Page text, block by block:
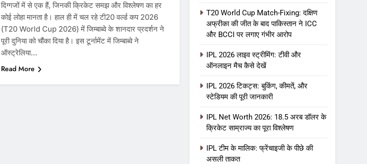
दिग्गजों में से एक हैं, जिनकी क्रिकेट समझ और विश्लेषण का हर
कोई लोहा मानता है। हाल ही में चल रहे टी20 वर्ल्ड कप 2026
(T20 World Cup 2026) में जिम्बाब्वे के शानदार प्रदर्शन ने
पूरी दुनिया को चौंका दिया है। इस टूर्नामेंट में जिम्बाब्वे ने
ऑस्ट्रेलिया…
Read More
T20 World Cup Match-Fixing: दक्षिण
अफ्रीका की जीत के बाद पाकिस्तान ने ICC
और BCCI पर लगाए गंभीर आरोप
IPL 2026 लाइव स्ट्रीमिंग: टीवी और
ऑनलाइन मैच कैसे देखें
IPL 2026 टिकट्स: बुकिंग, कीमतें, और
स्टेडियम की पूरी जानकारी
IPL Net Worth 2026: 18.5 अरब डॉलर के
क्रिकेट साम्राज्य का पूरा विश्लेषण
IPL टीम के मालिक: फ्रेंचाइजी के पीछे की
असली ताकत